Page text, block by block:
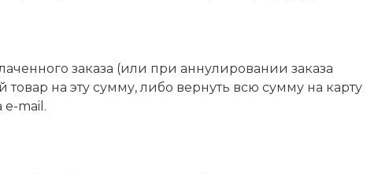
заказа (или при аннулировании заказа
на эту сумму, либо вернуть всю сумму на карту
mail.